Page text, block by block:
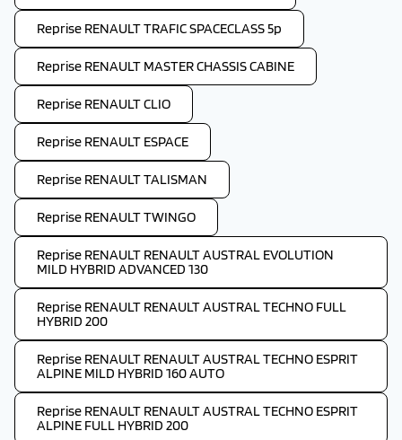
Reprise RENAULT TRAFIC SPACECLASS 5p
Reprise RENAULT MASTER CHASSIS CABINE
Reprise RENAULT CLIO
Reprise RENAULT ESPACE
Reprise RENAULT TALISMAN
Reprise RENAULT TWINGO
Reprise RENAULT RENAULT AUSTRAL EVOLUTION
MILD HYBRID ADVANCED 130
Reprise RENAULT RENAULT AUSTRAL TECHNO FULL
HYBRID 200
Reprise RENAULT RENAULT AUSTRAL TECHNO ESPRIT
ALPINE MILD HYBRID 160 AUTO
Reprise RENAULT RENAULT AUSTRAL TECHNO ESPRIT
ALPINE FULL HYBRID 200